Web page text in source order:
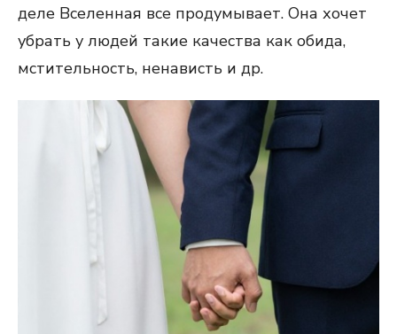
деле Вселенная все продумывает. Она хочет
убрать у людей такие качества как обида,
мстительность, ненависть и др.